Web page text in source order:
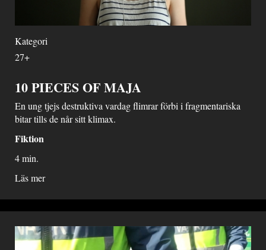
Kategori
27+
10 PIECES OF MAJA
En ung tjejs destruktiva vardag flimrar förbi i fragmentariska
bitar tills de når sitt klimax.
Fiktion
4 min.
Läs mer